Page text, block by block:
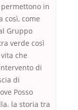
in
così, come
Gruppo
verde così
che
di
di
Posso
la storia tra